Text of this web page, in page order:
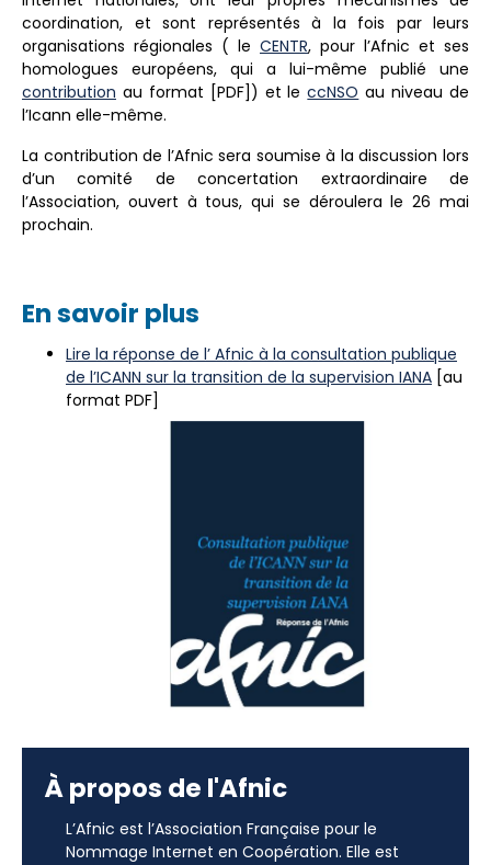
coordination, et sont représentés à la fois par leurs
organisations régionales ( le CENTR, pour l’Afnic et ses
homologues européens, qui a lui-même publié une
contribution au format [PDF]) et leccNSO au niveau de
l’Icann elle-même.
La contribution de l’Afnic sera soumise à la discussion lors
d’un comité de concertation extraordinaire de
l’Association, ouvert à tous, qui se déroulera le 26 mai
prochain.
En savoir plus
Lire la réponse de l’ Afnic à la consultation publique
de l’ICANN sur la transition de la supervision IANA [au
format PDF]
À propos de l'Afnic
L’Afnic est l’Association Française pour le
Nommage Internet en Coopération. Elle est